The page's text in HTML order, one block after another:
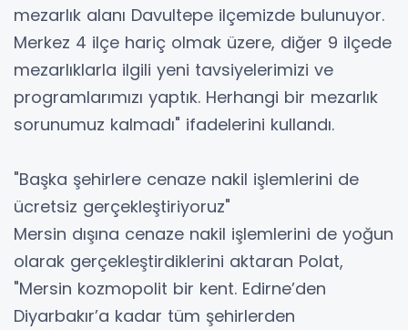
mezarlık alanı Davultepe ilçemizde bulunuyor.
Merkez 4 ilçe hariç olmak üzere, diğer 9 ilçede
mezarlıklarla ilgili yeni tavsiyelerimizi ve
programlarımızı yaptık. Herhangi bir mezarlık
sorunumuz kalmadı" ifadelerini kullandı.
"Başka şehirlere cenaze nakil işlemlerini de
ücretsiz gerçekleştiriyoruz"
Mersin dışına cenaze nakil işlemlerini de yoğun
olarak gerçekleştirdiklerini aktaran Polat,
"Mersin kozmopolit bir kent. Edirne’den
Diyarbakır’a kadar tüm şehirlerden